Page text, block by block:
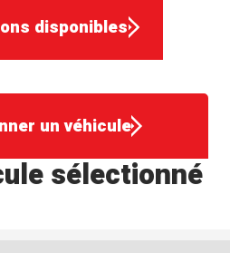
disponibles
un véhicule
sélectionné